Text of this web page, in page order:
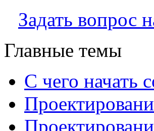
Задать вопрос
Главные темы
С чего начать